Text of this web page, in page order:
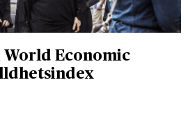
Economic